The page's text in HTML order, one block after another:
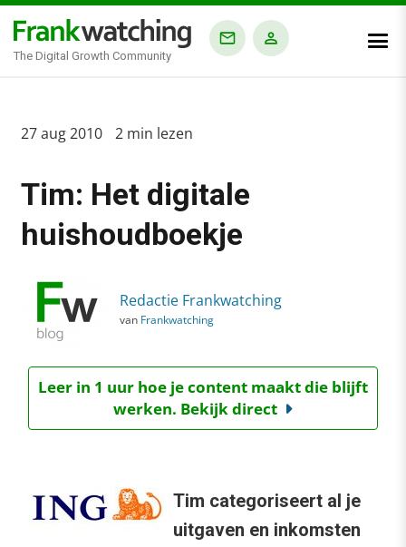
The Digital Growth Community
Home
Blog
›
Tim: Het digitale huishoudboekje
27 aug 2010 2 min lezen
Tim: Het digitale
huishoudboekje
Redactie Frankwatching
van Frankwatching
Leer in 1 uur hoe je content maakt die blijft
werken. Bekijk direct
Tim categoriseert al je
uitgaven en inkomsten